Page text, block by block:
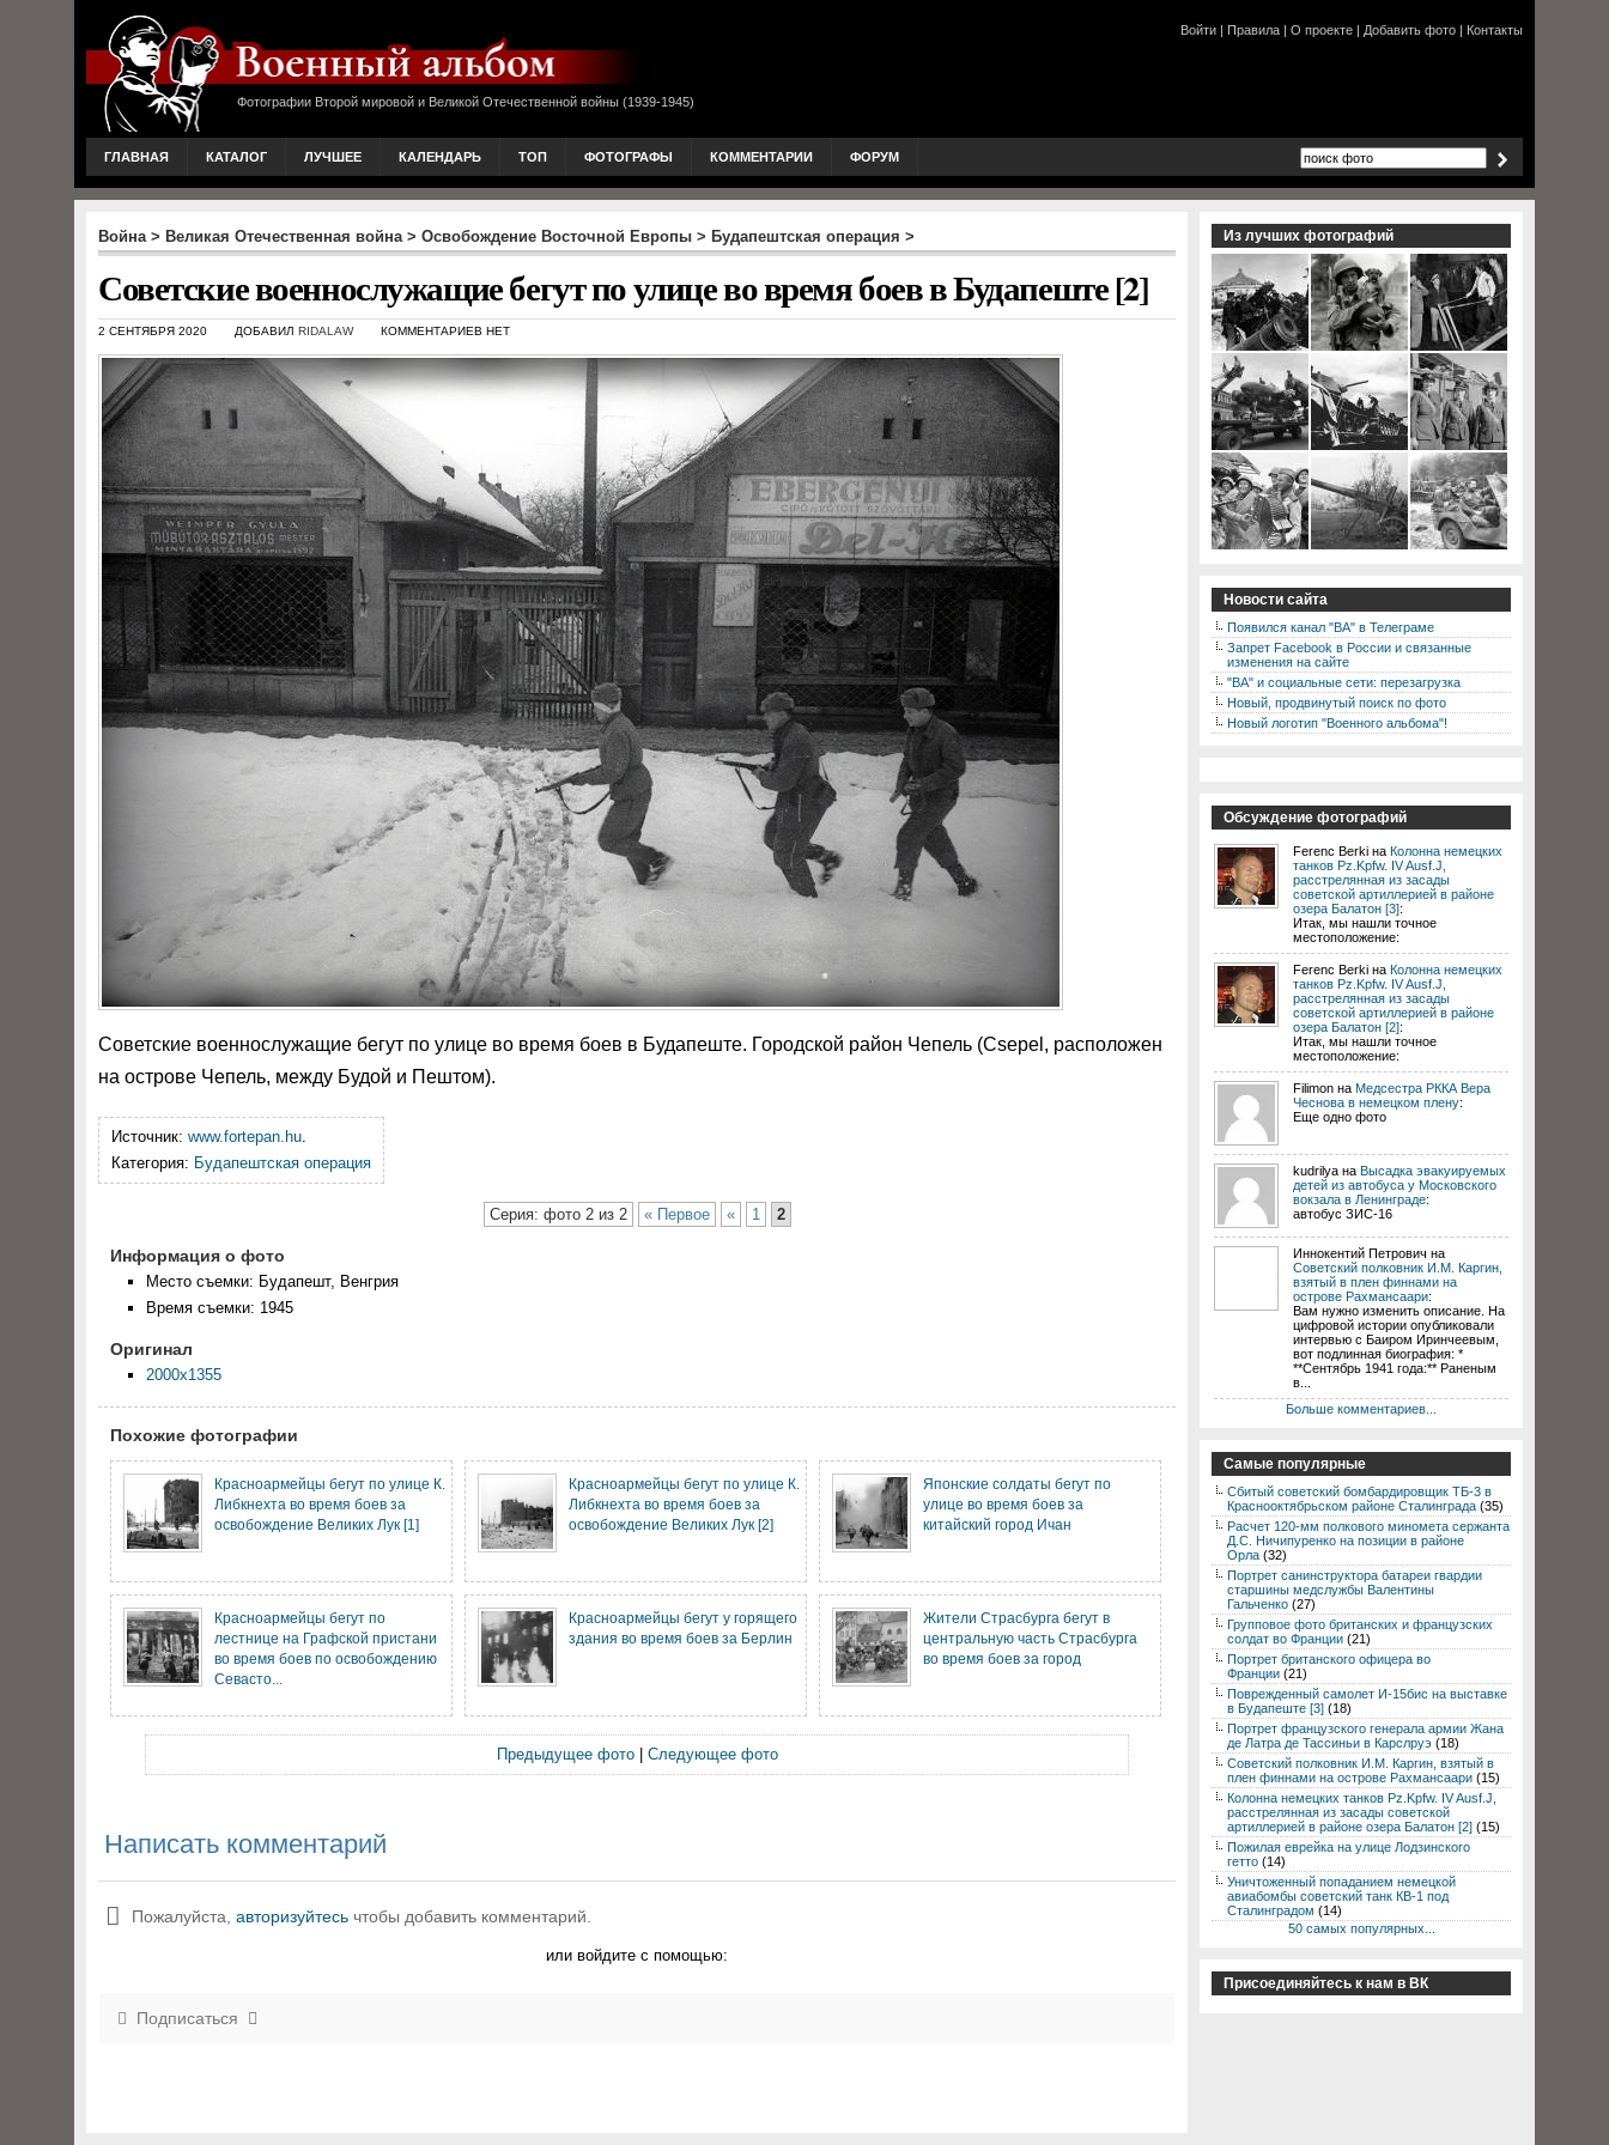
Фотографии Второй мировой и Великой Отечественной войны (1939-1945)
Войти | Правила | О проекте | Добавить фото | Контакты
ГЛАВНАЯ КАТАЛОГ ЛУЧШЕЕ КАЛЕНДАРЬ ТОП ФОТОГРАФЫ КОММЕНТАРИИ ФОРУМ
Война> Великая Отечественная война> Освобождение Восточной Европы > Будапештская операция >
Советские военнослужащие бегут по улице во время боев в Будапеште [2]
2 СЕНТЯБРЯ 2020 ДОБАВИЛ RIDALAW КОММЕНТАРИЕВ НЕТ
Советские военнослужащие бегут по улице во время боев в Будапеште. Городской район Чепель (Csepel, расположен
на острове Чепель, между Будой и Пештом).
Источник: www.fortepan.hu.
Категория: Будапештская операция
Серия: фото 2 из 2 « Первое « 1 2
Информация о фото
Место съемки: Будапешт, Венгрия
Время съемки: 1945
Оригинал
2000x1355
Похожие фотографии
Красноармейцы бегут по улице К.
Либкнехта во время боев за
освобождение Великих Лук [1]
Красноармейцы бегут по улице К.
Либкнехта во время боев за
освобождение Великих Лук [2]
Японские солдаты бегут по
улице во время боев за
китайский город Ичан
Красноармейцы бегут по
лестнице на Графской пристани
во время боев по освобождению
Севасто...
Красноармейцы бегут у горящего
здания во время боев за Берлин
Жители Страсбурга бегут в
центральную часть Страсбурга
во время боев за город
Предыдущее фото| Следующее фото
Написать комментарий
Пожалуйста, авторизуйтесь чтобы добавить комментарий.
или войдите с помощью:
Подписаться
Из лучших фотографий
Новости сайта
Появился канал "ВА" в Телеграме
Запрет Facebook в России и связанные
изменения на сайте
"ВА" и социальные сети: перезагрузка
Новый, продвинутый поиск по фото
Новый логотип "Военного альбома"!
Обсуждение фотографий
Ferenc Berki на Колонна немецких
танков Pz.Kpfw. IV Ausf.J,
расстрелянная из засады
советской артиллерией в районе
озера Балатон [3]:
Итак, мы нашли точное
местоположение:
Ferenc Berki на Колонна немецких
танков Pz.Kpfw. IV Ausf.J,
расстрелянная из засады
советской артиллерией в районе
озера Балатон [2]:
Итак, мы нашли точное
местоположение:
Filimon на Медсестра РККА Вера
Чеснова в немецком плену:
Еще одно фото
kudrilya на Высадка эвакуируемых
детей из автобуса у Московского
вокзала в Ленинграде:
автобус ЗИС-16
Иннокентий Петрович на
Советский полковник И.М. Каргин,
взятый в плен финнами на
острове Рахмансаари:
Вам нужно изменить описание. На
цифровой истории опубликовали
интервью с Баиром Иринчеевым,
вот подлинная биография: *
**Сентябрь 1941 года:** Раненым
в...
Больше комментариев...
Самые популярные
Сбитый советский бомбардировщик ТБ-3 в
Краснооктябрьском районе Сталинграда (35)
Расчет 120-мм полкового миномета сержанта
Д.С. Ничипуренко на позиции в районе
Орла (32)
Портрет санинструктора батареи гвардии
старшины медслужбы Валентины
Гальченко (27)
Групповое фото британских и французских
солдат во Франции (21)
Портрет британского офицера во
Франции (21)
Поврежденный самолет И-15бис на выставке
в Будапеште [3] (18)
Портрет французского генерала армии Жана
де Латра де Тассиньи в Карслруэ (18)
Советский полковник И.М. Каргин, взятый в
плен финнами на острове Рахмансаари (15)
Колонна немецких танков Pz.Kpfw. IV Ausf.J,
расстрелянная из засады советской
артиллерией в районе озера Балатон [2] (15)
Пожилая еврейка на улице Лодзинского
гетто (14)
Уничтоженный попаданием немецкой
авиабомбы советский танк КВ-1 под
Сталинградом (14)
50 самых популярных...
Присоединяйтесь к нам в ВК